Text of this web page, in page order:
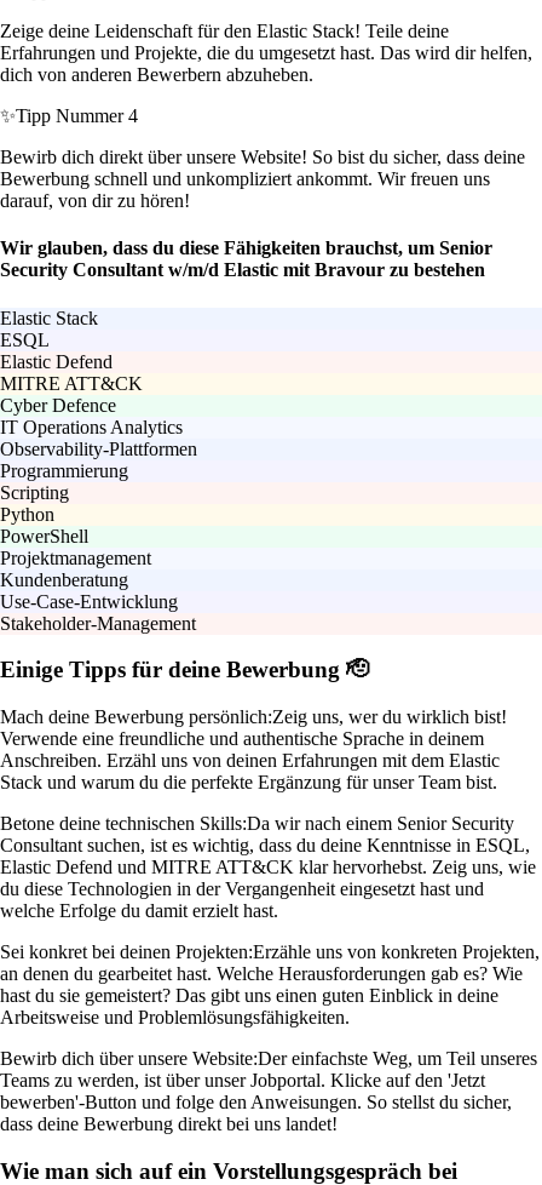
Zeige deine Leidenschaft für den Elastic Stack! Teile deine
Erfahrungen und Projekte, die du umgesetzt hast. Das wird dir helfen,
dich von anderen Bewerbern abzuheben.
✨Tipp Nummer 4
Bewirb dich direkt über unsere Website! So bist du sicher, dass deine
Bewerbung schnell und unkompliziert ankommt. Wir freuen uns
darauf, von dir zu hören!
Wir glauben, dass du diese Fähigkeiten brauchst, um Senior
Security Consultant w/m/d Elastic mit Bravour zu bestehen
Elastic Stack
ESQL
Elastic Defend
MITRE ATT&CK
Cyber Defence
IT Operations Analytics
Observability-Plattformen
Programmierung
Scripting
Python
PowerShell
Projektmanagement
Kundenberatung
Use-Case-Entwicklung
Stakeholder-Management
Einige Tipps für deine Bewerbung 🫡
Mach deine Bewerbung persönlich:Zeig uns, wer du wirklich bist!
Verwende eine freundliche und authentische Sprache in deinem
Anschreiben. Erzähl uns von deinen Erfahrungen mit dem Elastic
Stack und warum du die perfekte Ergänzung für unser Team bist.
Betone deine technischen Skills:Da wir nach einem Senior Security
Consultant suchen, ist es wichtig, dass du deine Kenntnisse in ESQL,
Elastic Defend und MITRE ATT&CK klar hervorhebst. Zeig uns, wie
du diese Technologien in der Vergangenheit eingesetzt hast und
welche Erfolge du damit erzielt hast.
Sei konkret bei deinen Projekten:Erzähle uns von konkreten Projekten,
an denen du gearbeitet hast. Welche Herausforderungen gab es? Wie
hast du sie gemeistert? Das gibt uns einen guten Einblick in deine
Arbeitsweise und Problemlösungsfähigkeiten.
Bewirb dich über unsere Website:Der einfachste Weg, um Teil unseres
Teams zu werden, ist über unser Jobportal. Klicke auf den 'Jetzt
bewerben'-Button und folge den Anweisungen. So stellst du sicher,
dass deine Bewerbung direkt bei uns landet!
Wie man sich auf ein Vorstellungsgespräch bei